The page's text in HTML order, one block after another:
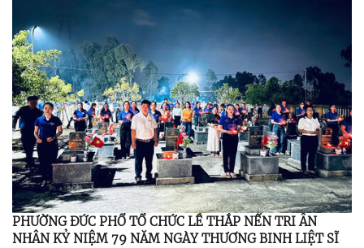
PHƯỜNG ĐỨC PHỔ TỔ CHỨC LỄ THẮP NẾN TRI ÂN
NHÂN KỶ NIỆM 79 NĂM NGÀY THƯƠNG BINH LIỆT SĨ